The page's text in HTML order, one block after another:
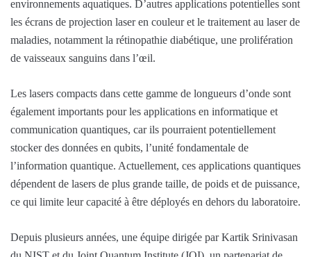
environnements aquatiques. D’autres applications potentielles sont
les écrans de projection laser en couleur et le traitement au laser de
maladies, notamment la rétinopathie diabétique, une prolifération
de vaisseaux sanguins dans l’œil.
Les lasers compacts dans cette gamme de longueurs d’onde sont
également importants pour les applications en informatique et
communication quantiques, car ils pourraient potentiellement
stocker des données en qubits, l’unité fondamentale de
l’information quantique. Actuellement, ces applications quantiques
dépendent de lasers de plus grande taille, de poids et de puissance,
ce qui limite leur capacité à être déployés en dehors du laboratoire.
Depuis plusieurs années, une équipe dirigée par Kartik Srinivasan